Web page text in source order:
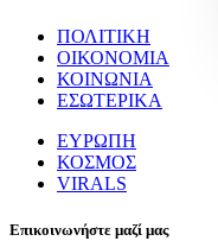
ΠΟΛΙΤΙΚΗ
ΟΙΚΟΝΟΜΙΑ
ΚΟΙΝΩΝΙΑ
ΕΣΩΤΕΡΙΚΑ
ΕΥΡΩΠΗ
ΚΟΣΜΟΣ
VIRALS
Επικοινωνήστε μαζί μας